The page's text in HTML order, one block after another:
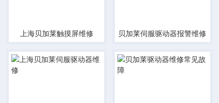
上海贝加莱触摸屏维修 贝加莱伺服驱动器报警维修